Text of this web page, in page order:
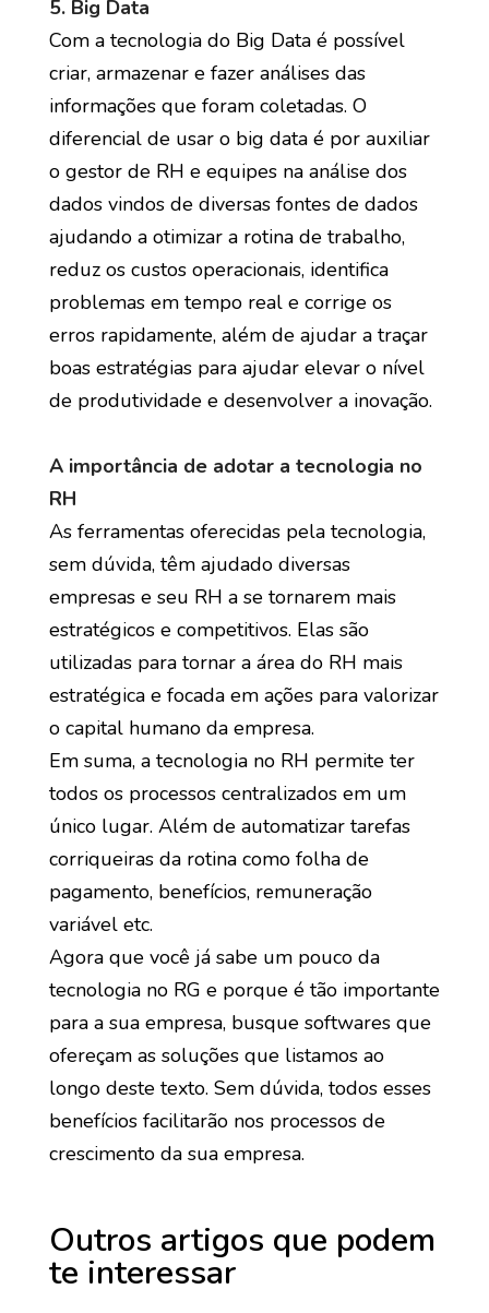
5. Big Data
Com a tecnologia do Big Data é possível
criar, armazenar e fazer análises das
informações que foram coletadas. O
diferencial de usar o big data é por auxiliar
o gestor de RH e equipes na análise dos
dados vindos de diversas fontes de dados
ajudando a otimizar a rotina de trabalho,
reduz os custos operacionais, identifica
problemas em tempo real e corrige os
erros rapidamente, além de ajudar a traçar
boas estratégias para ajudar elevar o nível
de produtividade e desenvolver a inovação.
A importância de adotar a tecnologia no
RH
As ferramentas oferecidas pela tecnologia,
sem dúvida, têm ajudado diversas
empresas e seu RH a se tornarem mais
estratégicos e competitivos. Elas são
utilizadas para tornar a área do RH mais
estratégica e focada em ações para valorizar
o capital humano da empresa.
Em suma, a tecnologia no RH permite ter
todos os processos centralizados em um
único lugar. Além de automatizar tarefas
corriqueiras da rotina como folha de
pagamento, benefícios, remuneração
variável etc.
Agora que você já sabe um pouco da
tecnologia no RG e porque é tão importante
para a sua empresa, busque softwares que
ofereçam as soluções que listamos ao
longo deste texto. Sem dúvida, todos esses
benefícios facilitarão nos processos de
crescimento da sua empresa.
Outros artigos que podem
te interessar